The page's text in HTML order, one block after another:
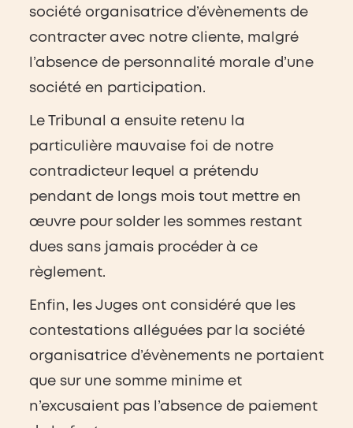
société organisatrice d’évènements de
contracter avec notre cliente, malgré
l’absence de personnalité morale d’une
société en participation.
Le Tribunal a ensuite retenu la
particulière mauvaise foi de notre
contradicteur lequel a prétendu
pendant de longs mois tout mettre en
œuvre pour solder les sommes restant
dues sans jamais procéder à ce
règlement.
Enfin, les Juges ont considéré que les
contestations alléguées par la société
organisatrice d’évènements ne portaient
que sur une somme minime et
n’excusaient pas l’absence de paiement